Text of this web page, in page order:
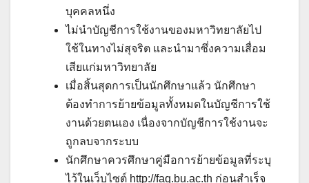
บุคคลหนึ่ง
ไม่นำบัญชีการใช้งานของมหาวิทยาลัยไป
ใช้ในทางไม่สุจริต และนำมาซึ่งความเสื่อม
เสียแก่มหาวิทยาลัย
เมื่อสิ้นสุดการเป็นนักศึกษาแล้ว นักศึกษา
ต้องทำการย้ายข้อมูลทั้งหมดในบัญชีการใช้
งานด้วยตนเอง เนื่องจากบัญชีการใช้งานจะ
ถูกลบจากระบบ
นักศึกษาควรศึกษาคู่มือการย้ายข้อมูลที่ระบุ
ไว้ในเว็บไซต์ http://faq.bu.ac.th ก่อนสำเร็จ